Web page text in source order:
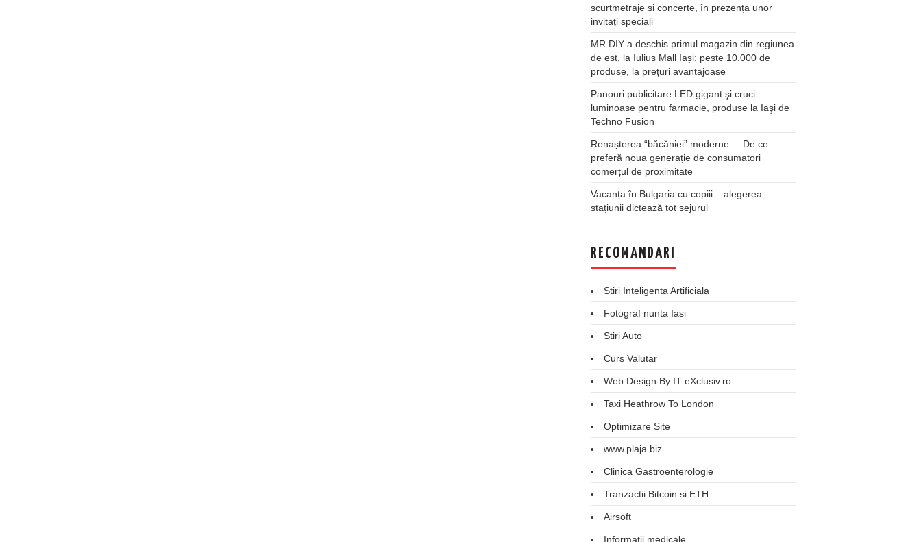
scurtmetraje și concerte, în prezența unor
invitați speciali
MR.DIY a deschis primul magazin din regiunea
de est, la Iulius Mall Iași: peste 10.000 de
produse, la prețuri avantajoase
Panouri publicitare LED gigant şi cruci
luminoase pentru farmacie, produse la Iaşi de
Techno Fusion
Renașterea “băcăniei” moderne – De ce
preferă noua generație de consumatori
comerțul de proximitate
Vacanța în Bulgaria cu copiii – alegerea
stațiunii dictează tot sejurul
RECOMANDARI
Stiri Inteligenta Artificiala
Fotograf nunta Iasi
Stiri Auto
Curs Valutar
Web Design By IT eXclusiv.ro
Taxi Heathrow To London
Optimizare Site
www.plaja.biz
Clinica Gastroenterologie
Tranzactii Bitcoin si ETH
Airsoft
Informatii medicale